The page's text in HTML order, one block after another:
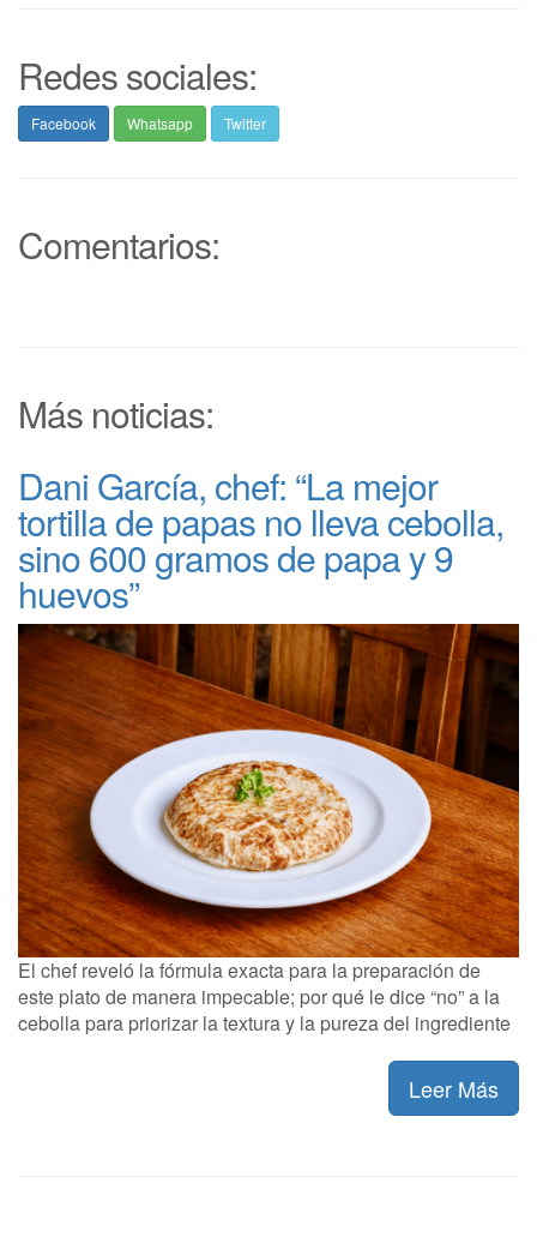
Redes sociales:
Facebook Whatsapp Twitter
Comentarios:
Más noticias:
Dani García, chef: “La mejor
tortilla de papas no lleva cebolla,
sino 600 gramos de papa y 9
huevos”
El chef reveló la fórmula exacta para la preparación de
este plato de manera impecable; por qué le dice “no” a la
cebolla para priorizar la textura y la pureza del ingrediente
Leer Más